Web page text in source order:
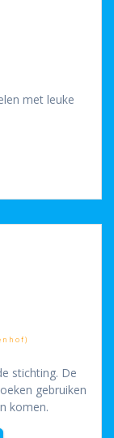
met leuke
stichting. De
gebruiken
komen.